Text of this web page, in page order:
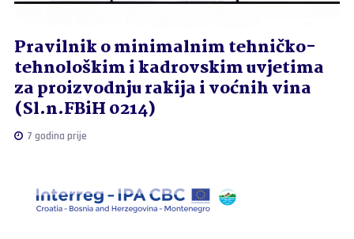
Pravilnik o minimalnim tehničko-
tehnološkim i kadrovskim uvjetima
za proizvodnju rakija i voćnih vina
(Sl.n.FBiH 0214)
7 godina prije